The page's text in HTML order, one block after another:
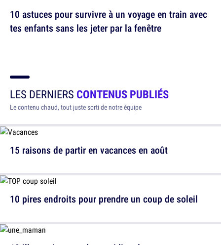
10 astuces pour survivre à un voyage en train avec
tes enfants sans les jeter par la fenêtre
LES DERNIERS CONTENUS PUBLIÉS
Le contenu chaud, tout juste sorti de notre équipe
15 raisons de partir en vacances en août
10 pires endroits pour prendre un coup de soleil